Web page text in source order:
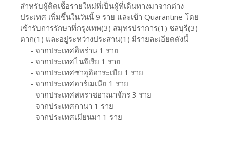
สำหรับผู้ติดเชื้อรายใหม่ที่เป็นผู้ที่เดินทางมาจากต่าง
ประเทศ เพิ่มขึ้นในวันนี้ 9 ราย และเข้า Quarantine โดย
เข้ารับการรักษาที่กรุงเทพ(3) สมุทรปราการ(1) ชลบุรี(3)
ตาก(1) และอยู่ระหว่างประสาน(1) มีรายละเอียดดังนี้
- จากประเทศอิหร่าน 1 ราย
- จากประเทศไนจีเรีย 1 ราย
- จากประเทศซาอุดิอาระเบีย 1 ราย
- จากประเทศอาร์เมเนีย 1 ราย
- จากประเทศสหราชอาณาจักร 3 ราย
- จากประเทศกานา 1 ราย
- จากประเทศเมียนมา 1 ราย